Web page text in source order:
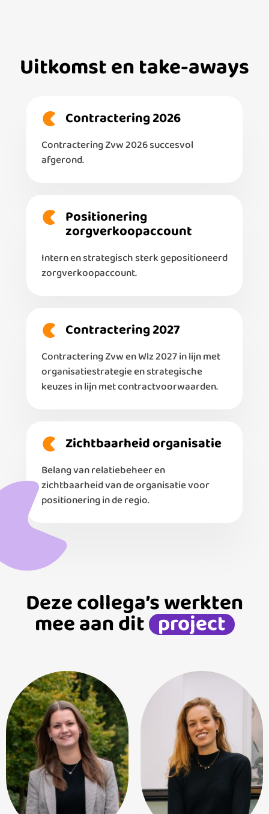
Uitkomst en take-aways
Contractering 2026
Contractering Zvw 2026 succesvol
afgerond.
Positionering
zorgverkoopaccount
Intern en strategisch sterk gepositioneerd
zorgverkoopaccount.
Contractering 2027
Contractering Zvw en Wlz 2027 in lijn met
organisatiestrategie en strategische
keuzes in lijn met contractvoorwaarden.
Zichtbaarheid organisatie
Belang van relatiebeheer en
zichtbaarheid van de organisatie voor
positionering in de regio.
Deze collega’s werkten
mee aan dit project